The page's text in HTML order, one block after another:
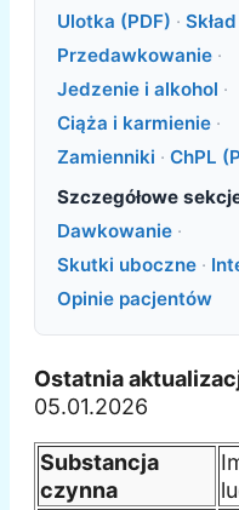
Ulotka (PDF) · Skład
Przedawkowanie ·
Jedzenie i alkohol ·
Ciąża i karmienie ·
Zamienniki · ChPL
Szczegółowe
Dawkowanie ·
Skutki uboczne ·
Opinie pacjentów
Ostatnia
05.01.2026
Substancja
czynna